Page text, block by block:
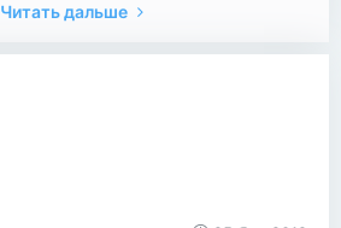
Читать дальше